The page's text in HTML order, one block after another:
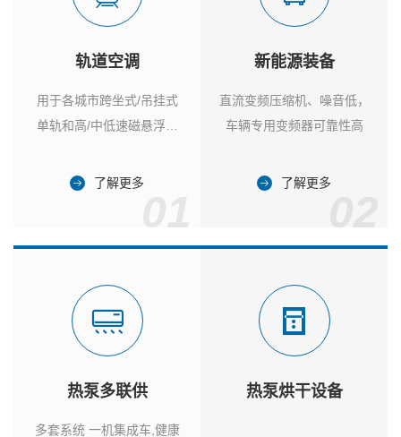
轨道空调
用于各城市跨坐式/吊挂式
单轨和高/中低速磁悬浮列
了解更多
新能源装备
直流变频压缩机、噪音低，
车辆专用变频器可靠性高
了解更多
热泵多联供
多套系统 一机集成车,健康
热泵烘干设备